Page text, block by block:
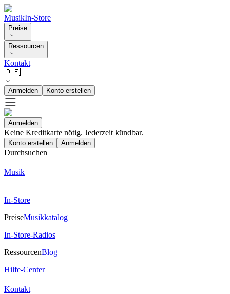
MusikIn-Store
Preise
Ressourcen
Kontakt
🇩🇪
Anmelden Konto erstellen
Anmelden
Keine Kreditkarte nötig. Jederzeit kündbar.
Konto erstellen Anmelden
Durchsuchen
Musik
In-Store
PreiseMusikkatalog
In-Store-Radios
RessourcenBlog
Hilfe-Center
Kontakt